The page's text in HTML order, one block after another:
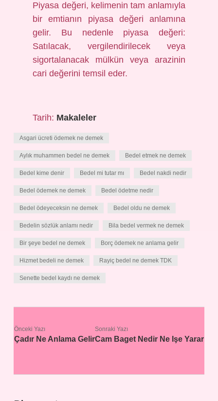
Piyasa değeri, kelimenin tam anlamıyla
bir emtianın piyasa değeri anlamına
gelir. Bu nedenle piyasa değeri:
Satılacak, vergilendirilecek veya
sigortalanacak mülkün veya arazinin
cari değerini temsil eder.
Tarih: Makaleler
Asgari ücreti ödemek ne demek
Aylık muhammen bedel ne demek Bedel etmek ne demek
Bedel kime denir Bedel mi tutar mı Bedel nakdi nedir
Bedel ödemek ne demek Bedel ödetme nedir
Bedel ödeyeceksin ne demek Bedel oldu ne demek
Bedelin sözlük anlamı nedir Bila bedel vermek ne demek
Bir şeye bedel ne demek Borç ödemek ne anlama gelir
Hizmet bedeli ne demek Rayiç bedel ne demek TDK
Senette bedel kaydı ne demek
Önceki Yazı
Çadır Ne Anlama Gelir
Sonraki Yazı
Cam Baget Nedir Ne Işe Yarar